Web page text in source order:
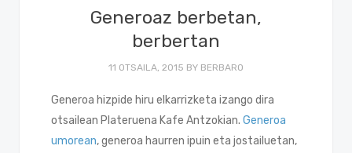
Generoaz berbetan,
berbertan
11 OTSAILA, 2015 BY BERBARO
Generoa hizpide hiru elkarrizketa izango dira
otsailean Plateruena Kafe Antzokian. Generoa
umorean, generoa haurren ipuin eta jostailuetan,